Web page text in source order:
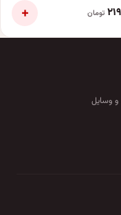
تومان +
وسایل